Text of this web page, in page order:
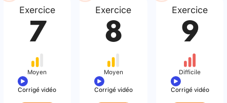
Exercice
7
Moyen
Corrigé vidéo
Exercice
8
Moyen
Corrigé vidéo
Exercice
9
Difficile
Corrigé vidéo